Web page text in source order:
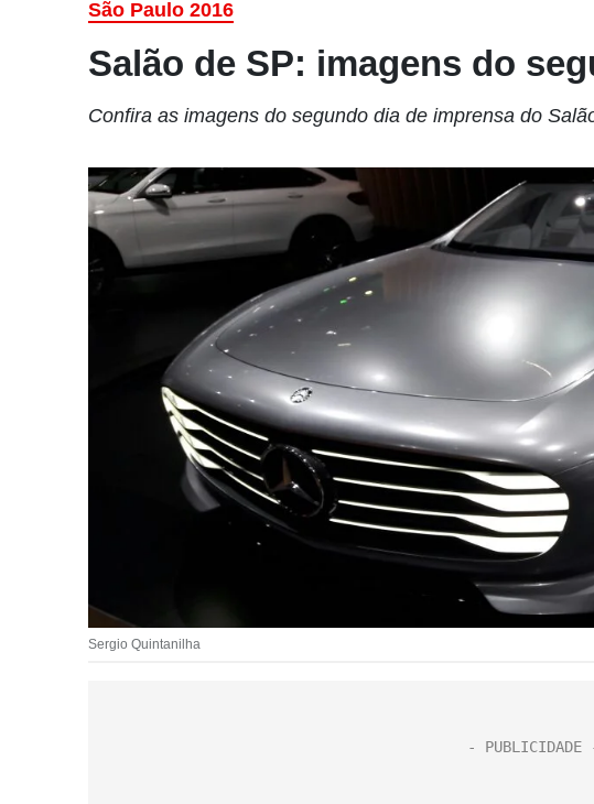
São Paulo 2016
Salão de SP: imagens do
Confira as imagens do segundo dia de imprensa do
Sergio Quintanilha